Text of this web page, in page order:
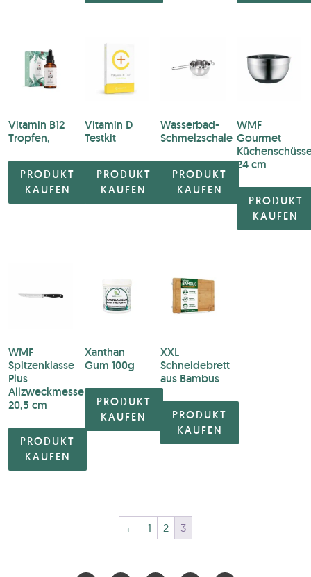
Vitamin B12
Tropfen,
PRODUKT
KAUFEN
Vitamin D
Testkit
PRODUKT
KAUFEN
Wasserbad-
Schmelzschale
PRODUKT
KAUFEN
WMF
Gourmet
24 cm
PRODUKT
KAUFEN
WMF
Spitzenklasse
Plus
Allzweckmesser
20,5 cm
PRODUKT
KAUFEN
Xanthan
Gum 100g
PRODUKT
KAUFEN
XXL
Schneidebrett
aus Bambus
PRODUKT
KAUFEN
← 1 2 3